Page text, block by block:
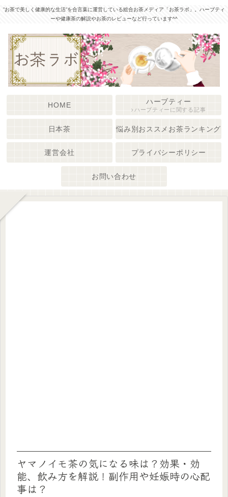
”お茶で美しく健康的な生活”を合言葉に運営している総合お茶メディア「お茶ラボ」。ハーブティ
ーや健康茶の解説やお茶のレビューなど行っています^^
HOME ハーブティー
ハーブティーに関する記事
日本茶 悩み別おススメお茶ランキング
運営会社 プライバシーポリシー
お問い合わせ
ヤマノイモ茶の気になる味は？効果・効
能、飲み方を解説！副作用や妊娠時の心配
事は？